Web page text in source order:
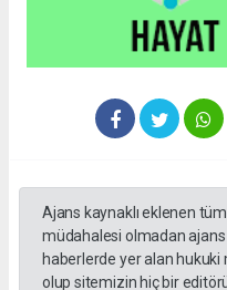
Ajans kaynaklı eklenen
müdahalesi olmadan ajans
haberlerde yer alan
olup sitemizin hiç bir